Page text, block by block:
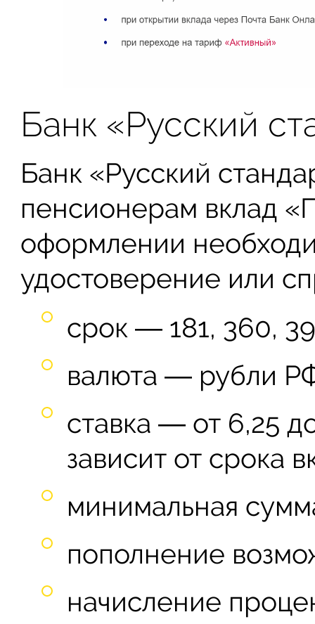
Банк «Русский
Банк «Русский
пенсионерам вклад
оформлении
удостоверение или
срок ― 181, 360,
валюта ― рубли
ставка ― от 6,25
зависит от срока
минимальная
пополнение
начисление